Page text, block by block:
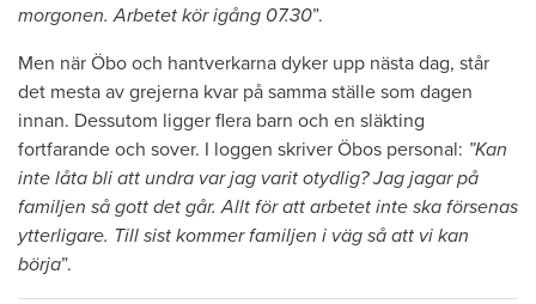
morgonen. Arbetet kör igång 07.30”.
Men när Öbo och hantverkarna dyker upp nästa dag, står
det mesta av grejerna kvar på samma ställe som dagen
innan. Dessutom ligger flera barn och en släkting
fortfarande och sover. I loggen skriver Öbos personal: ”Kan
inte låta bli att undra var jag varit otydlig? Jag jagar på
familjen så gott det går. Allt för att arbetet inte ska försenas
ytterligare. Till sist kommer familjen i väg så att vi kan
börja”.